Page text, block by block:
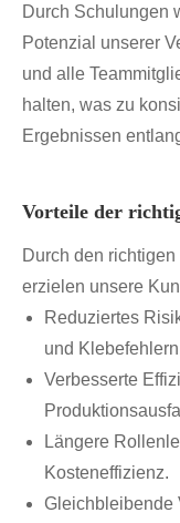
Durch Schulungen
Potenzial unserer
und alle
halten, was zu
Ergebnissen
Vorteile der
Durch den
erzielen unsere
Reduziertes
und
Verbesserte
Längere
Kosteneffizienz.
Gleichbleibende